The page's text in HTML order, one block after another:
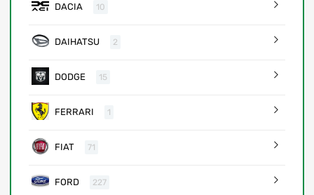
DACIA 10
DAIHATSU 2
DODGE 15
FERRARI 1
FIAT 71
FORD 227